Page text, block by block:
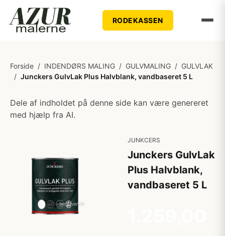
RODEKASSEN
Forside / INDENDØRS MALING / GULVMALING / GULVLAK
/ Junckers GulvLak Plus Halvblank, vandbaseret 5 L
Dele af indholdet på denne side kan være genereret
med hjælp fra AI.
JUNKCERS
Junckers GulvLak
Plus Halvblank,
vandbaseret 5 L